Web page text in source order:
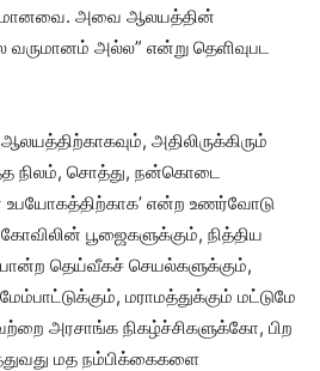
அவை ஆலயத்தின்
அல்ல” என்று தெளிவுபட
அதிலிருக்கிரும்
நிலம், சொத்து, நன்கொடை
என்ற உணர்வோடு
பூஜைகளுக்கும், நித்திய
போன்ற தெய்வீகச் செயல்களுக்கும்,
மராமத்துக்கும் மட்டுமே
அரசாங்க நிகழ்ச்சிகளுக்கோ, பிற
மத நம்பிக்கைகளை